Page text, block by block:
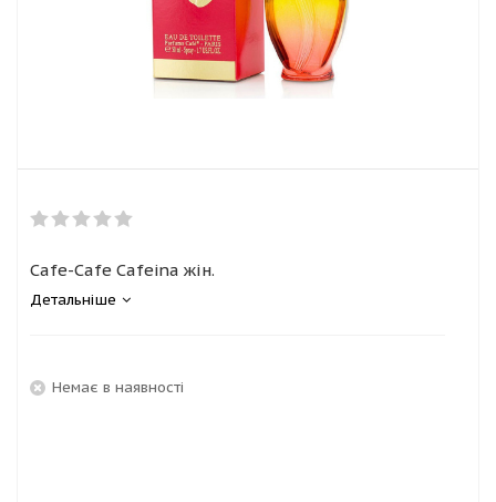
Cafe-Cafe Cafeina жін.
Детальніше
Немає в наявності